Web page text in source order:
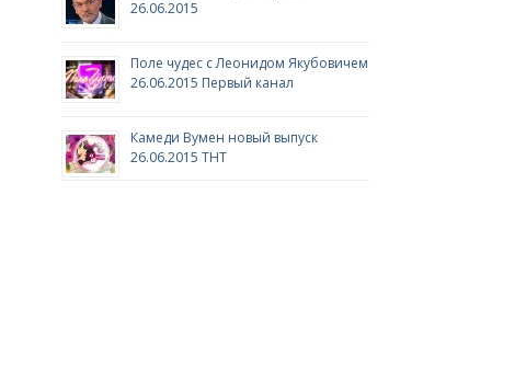
26.06.2015
Поле чудес с Леонидом Якубовичем
26.06.2015 Первый канал
Камеди Вумен новый выпуск
26.06.2015 ТНТ